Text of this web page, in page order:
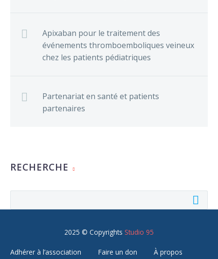
Apixaban pour le traitement des
événements thromboemboliques veineux
chez les patients pédiatriques
Partenariat en santé et patients
partenaires
RECHERCHE
2025 © Copyrights Studio 95
Adhérer à l’association Faire un don À propos